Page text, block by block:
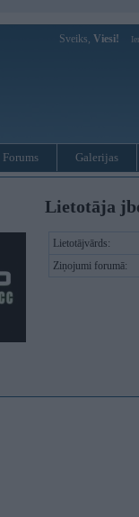
Sveiks, Viesi!
Forums Galerijas
Lietotāja
Lietotājvārds:
Ziņojumi forumā: